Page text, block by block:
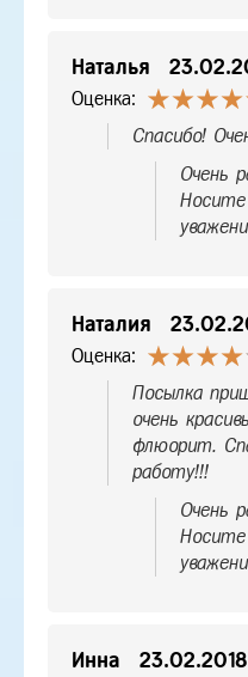
Наталья
Оценка:
Спасибо!
Очень
Носите
Наталия
Оценка:
Посылка
очень
флюорит.
работу!!!
Очень
Носите
Инна 23.02.2018